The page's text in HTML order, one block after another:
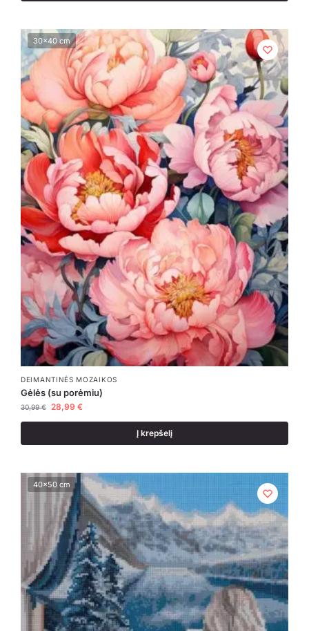
30x40 cm
DEIMANTINĖS MOZAIKOS
Gėlės (su porėmiu)
30,99€ 28,99 €
Į krepšelį
40x50 cm